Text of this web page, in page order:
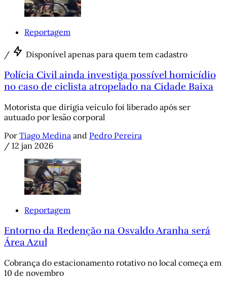
Reportagem
/ Disponível apenas para quem tem cadastro
Polícia Civil ainda investiga possível homicídio
no caso de ciclista atropelado na Cidade Baixa
Motorista que dirigia veículo foi liberado após ser
autuado por lesão corporal
Por Tiago Medina and Pedro Pereira
/ 12 jan 2026
Reportagem
Entorno da Redenção na Osvaldo Aranha será
Área Azul
Cobrança do estacionamento rotativo no local começa em
10 de novembro